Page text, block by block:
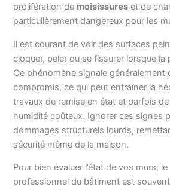
prolifération de moisissures et de
particulièrement dangereux pour les
Il est courant de voir des surfaces
cloquer, peler ou se fissurer lorsque la
Ce phénomène signale généralement
compromis, ce qui peut entraîner la
travaux de remise en état et parfois
humidité coûteux. Ignorer ces signes
dommages structurels lourds,
sécurité même de la maison.
Pour bien évaluer l’état de vos murs,
professionnel du bâtiment est